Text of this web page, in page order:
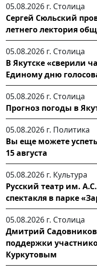
05.08.2026 г. Столица
Сергей Сюльский
летнего лектория
05.08.2026 г. Столица
В Якутске «сверили
Единому дню
05.08.2026 г. Столица
Прогноз погоды в
05.08.2026 г. Политика
Вы еще можете
15 августа
05.08.2026 г. Культура
Русский театр им.
спектакля в парке
05.08.2026 г. Столица
Дмитрий
поддержки
Куркутовым